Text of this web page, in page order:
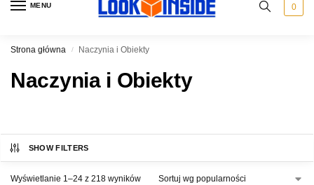
MENU 0
Strona główna / Naczynia i Obiekty
Naczynia i Obiekty
SHOW FILTERS
Wyświetlanie 1–24 z 218 wyników